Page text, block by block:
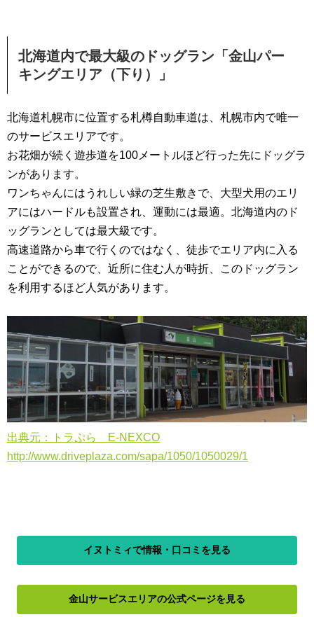
北海道内で最大級のドッグラン「金山パー
キングエリア（下り）」
北海道札幌市に位置する札樽自動車道は、札幌市内で唯一
のサービスエリアです。
お花畑が続く遊歩道を100メートルほど行った先にドッグラ
ンがあります。
ワンちゃんにはうれしい緑の芝生敷きで、大型犬用のエリ
アにはハードルも設置され、運動には最適。北海道内のド
ッグランとしては最大級です。
高速道路から車で行くのではなく、徒歩でエリア内に入る
ことができるので、近所に住む人が時折、このドッグラン
を利用するほど人気があります。
出典元：トラぷら E-NEXCO
http://www.driveplaza.com/sapa/1050/1050029/1
イヌトミィで情報・口コミを見る
金山サービスエリアの公式ページを見る